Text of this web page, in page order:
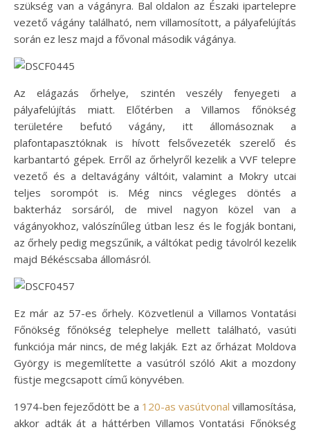
szükség van a vágányra. Bal oldalon az Északi ipartelepre
vezető vágány található, nem villamosított, a pályafelújítás
során ez lesz majd a fővonal második vágánya.
Az elágazás őrhelye, szintén veszély fenyegeti a
pályafelújítás miatt. Előtérben a Villamos főnökség
területére befutó vágány, itt állomásoznak a
plafontapasztóknak is hívott felsővezeték szerelő és
karbantartó gépek. Erről az őrhelyről kezelik a VVF telepre
vezető és a deltavágány váltóit, valamint a Mokry utcai
teljes sorompót is. Még nincs végleges döntés a
bakterház sorsáról, de mivel nagyon közel van a
vágányokhoz, valószínűleg útban lesz és le fogják bontani,
az őrhely pedig megszűnik, a váltókat pedig távolról kezelik
majd Békéscsaba állomásról.
Ez már az 57-es őrhely. Közvetlenül a Villamos Vontatási
Főnökség főnökség telephelye mellett található, vasúti
funkciója már nincs, de még lakják. Ezt az őrházat Moldova
György is megemlítette a vasútról szóló Akit a mozdony
füstje megcsapott című könyvében.
1974-ben fejeződött be a 120-as vasútvonal villamosítása,
akkor adták át a háttérben Villamos Vontatási Főnökség